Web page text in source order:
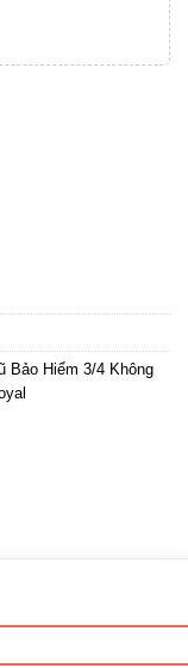
hiện nay, giá giảm
Bảo Hiểm 3/4 Không